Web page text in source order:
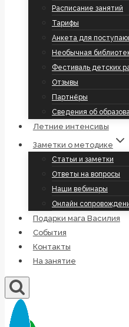
Расписание занятий
Тарифы
Анкета для
Необычная
Фестиваль детских
Отзывы
Партнёры
Сведения об
Летние интенсивы
Заметки о методике
Статьи и заметки
Ответы на вопросы
Наши вебинары
Онлайн
Подарки мага Василия
События
Контакты
На занятие